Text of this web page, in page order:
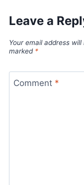
Leave a
Your email address
marked *
Comment *